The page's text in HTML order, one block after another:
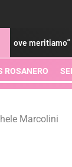
ROSANERO
Marcolini